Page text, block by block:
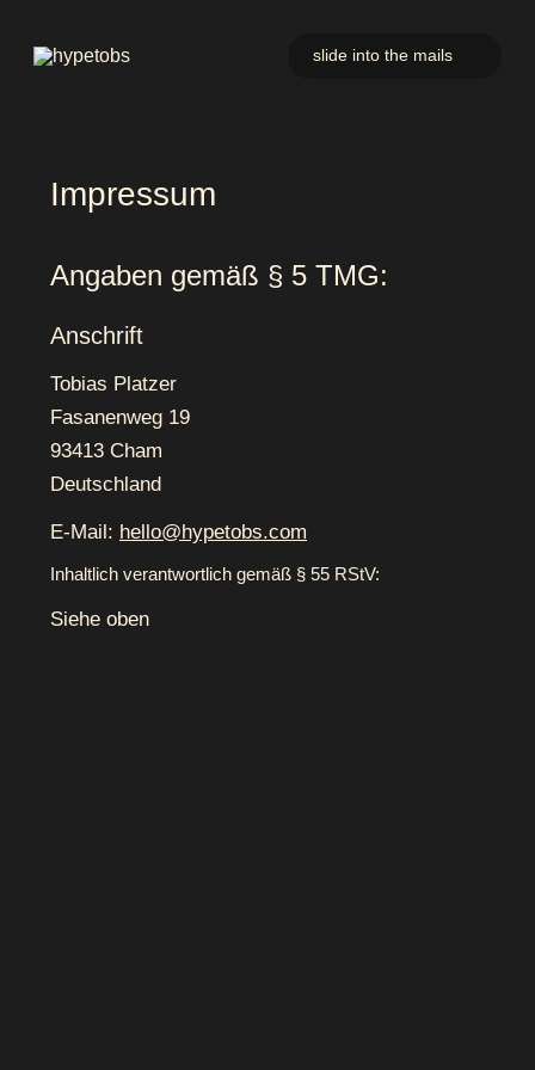
hypetobs slide into the mails
Impressum
Angaben gemäß § 5 TMG:
Anschrift
Tobias Platzer
Fasanenweg 19
93413 Cham
Deutschland
E-Mail: hello@hypetobs.com
Inhaltlich verantwortlich gemäß § 55 RStV:
Siehe oben